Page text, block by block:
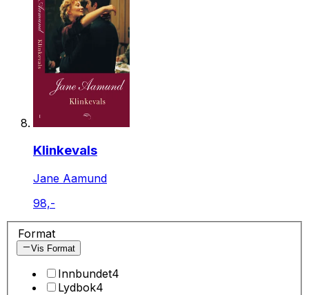
Klinkevals
Jane Aamund
98,-
Format
Vis Format
Innbundet4
Lydbok4